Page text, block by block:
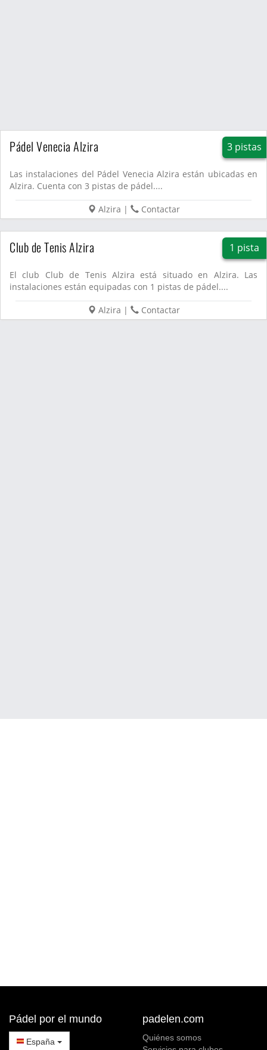
Pádel Venecia Alzira 3 pistas
Las instalaciones del Pádel Venecia Alzira están ubicadas en
Alzira. Cuenta con 3 pistas de pádel....
Alzira | Contactar
Club de Tenis Alzira 1 pista
El club Club de Tenis Alzira está situado en Alzira. Las
instalaciones están equipadas con 1 pistas de pádel....
Alzira | Contactar
Pádel por el mundo
España
padelen.com
Quiénes somos